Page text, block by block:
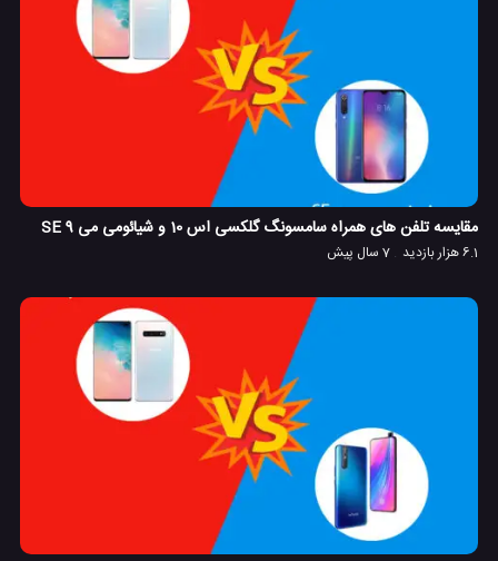
مقایسه تلفن های همراه سامسونگ گلکسی اس 10 و شیائومی می 9 SE
6.1 هزار بازدید 7 سال پیش